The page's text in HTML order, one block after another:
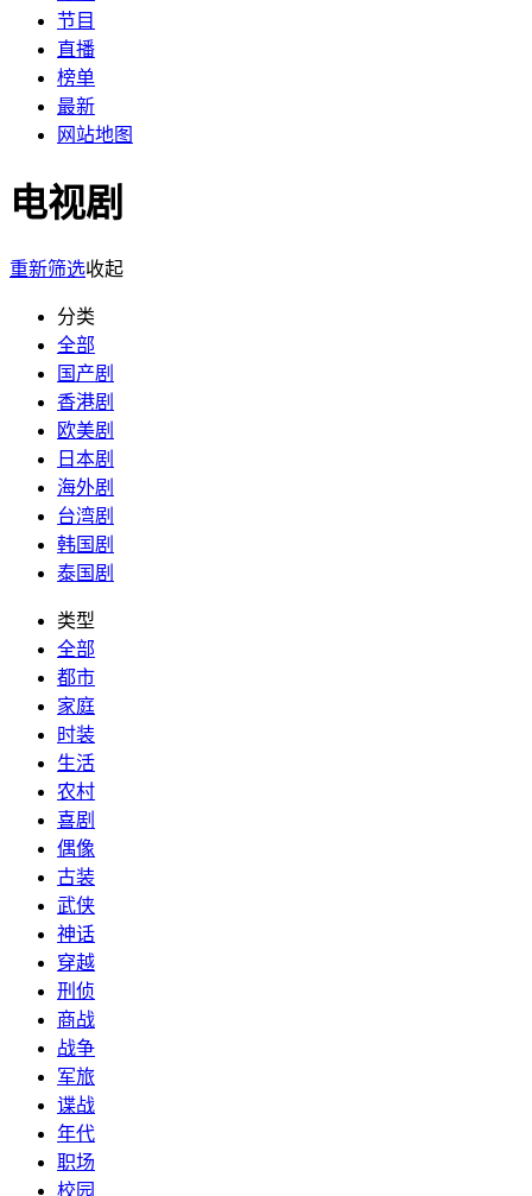
节目
直播
榜单
最新
网站地图
电视剧
重新筛选收起
分类
全部
国产剧
香港剧
欧美剧
日本剧
海外剧
台湾剧
韩国剧
泰国剧
类型
全部
都市
家庭
时装
生活
农村
喜剧
偶像
古装
武侠
神话
穿越
刑侦
商战
战争
军旅
谍战
年代
职场
校园